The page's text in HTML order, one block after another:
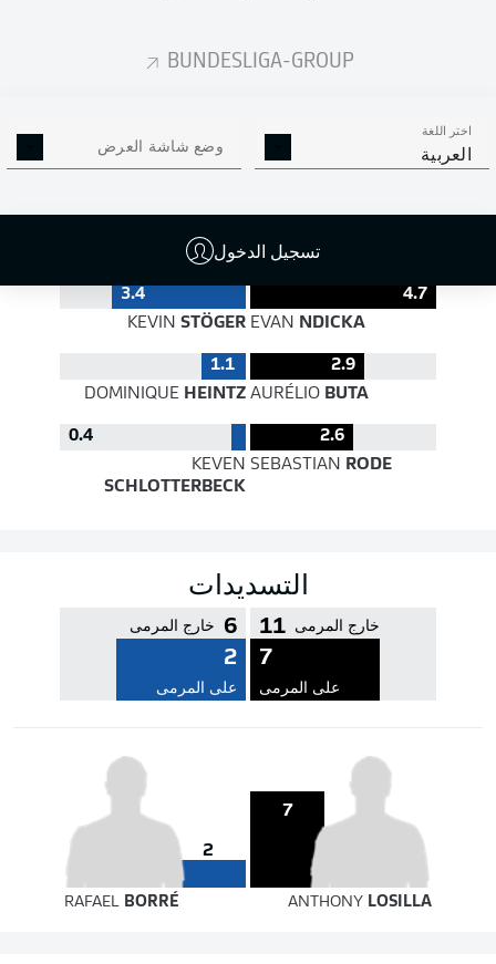
BUNDESLIGA-GROUP
اختر اللغة
العربية وضع شاشة العرض
تسجيل الدخول
589
83 % الدقة 61 %
جودة التمرير
4.7
3.4
EVAN NDICKA
KEVIN STÖGER
2.9
1.1
AURÉLIOBUTA
DOMINIQUE HEINTZ
2.6
0.4
SEBASTIAN RODE
KEVEN
SCHLOTTERBECK
التسديدات
11 خارج المرمى
7
على المرمى
6 خارج المرمى
2
على المرمى
7
2
RAFAEL BORRÉ ANTHONY LOSILLA